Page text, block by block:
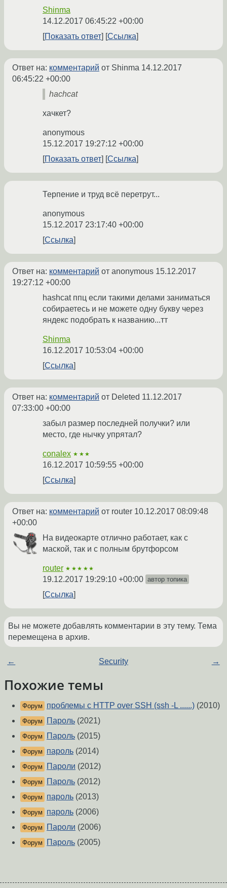
Shinma
14.12.2017 06:45:22 +00:00
Показать ответ
Ссылка
Ответ на: комментарий от Shinma 14.12.2017
06:45:22 +00:00
hachcat
хачкет?
anonymous
15.12.2017 19:27:12 +00:00
Показать ответ
Ссылка
Терпение и труд всё перетрут...
anonymous
15.12.2017 23:17:40 +00:00
Ссылка
Ответ на: комментарий от anonymous 15.12.2017
19:27:12 +00:00
hashcat ппц если такими делами заниматься
собираетесь и не можете одну букву через
яндекс подобрать к названию...тт
Shinma
16.12.2017 10:53:04 +00:00
Ссылка
Ответ на: комментарий от Deleted 11.12.2017
07:33:00 +00:00
забыл размер последней получки? или
место, где нычку упрятал?
conalex ★★★
16.12.2017 10:59:55 +00:00
Ссылка
Ответ на: комментарий от router 10.12.2017 08:09:48
+00:00
На видеокарте отлично работает, как с
маской, так и с полным брутфорсом
router ★★★★★
19.12.2017 19:29:10 +00:00 автор топика
Ссылка
Вы не можете добавлять комментарии в эту тему. Тема
перемещена в архив.
← Security →
Похожие темы
Форум проблемы с HTTP over SSH (ssh -L ......) (2010)
Форум Пароль (2021)
Форум Пароль (2015)
Форум пароль (2014)
Форум Пароли (2012)
Форум Пароль (2012)
Форум пароль (2013)
Форум пароль (2006)
Форум Пароли (2006)
Форум Пароль (2005)